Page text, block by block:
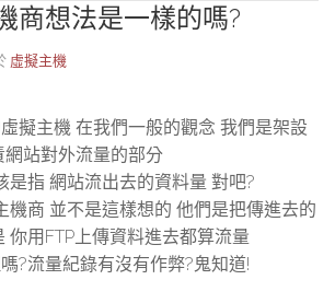
商想法是一樣的嗎?
虛擬主機
擬主機 在我們一般的觀念 我們是架設
站對外流量的部分
是指 網站流出去的資料量 對吧?
機商 並不是這樣想的 他們是把傳進去的
你用FTP上傳資料進去都算流量
?流量紀錄有沒有作弊?鬼知道!